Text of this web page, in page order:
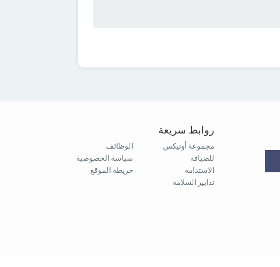
روابط سريعة
مجموعة أونيكس
للضيافة
الاستدامة
تدابير السلامة
الوظائف
سياسة الخصوصية
خريطة الموقع